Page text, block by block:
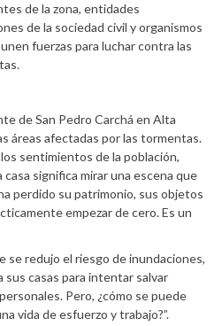
de la zona, entidades
de la sociedad civil y organismos
fuerzas para luchar contra las
de San Pedro Carchá en Alta
áreas afectadas por las tormentas.
sentimientos de la población,
significa mirar una escena que
perdido su patrimonio, sus objetos
empezar de cero. Es un
se redujo el riesgo de inundaciones,
sus casas para intentar salvar
Pero, ¿cómo se puede
vida de esfuerzo y trabajo?”.